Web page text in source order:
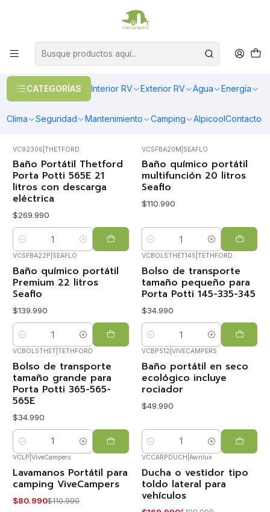
CATEGORÍAS Interior RV Exterior RV Agua Energía
Clima Seguridad Mantenimiento Camping AlpicoolContacto
OFERTAS EN CALEFACCIÓN DIESEL
Baños Portátiles
Baños portátiles químicos y ecológicos además de accesorios
FILTROS
VC92306 THETFORD
Baño Portátil Thetford
Porta Potti 565E 21
litros con descarga
eléctrica
$269.990
Cantidad
VCSFBA20M SEAFLO
Baño químico portátil
multifunción 20 litros
Seaflo
$110.990
Cantidad
VCSFBA22P SEAFLO
Baño químico portátil
Premium 22 litros
Seaflo
$139.990
Cantidad
VCBOLSTHET145 TETHFORD
Bolso de transporte
tamaño pequeño para
Porta Potti 145-335-345
$34.990
Cantidad
VCBOLSTHET TETHFORD
Bolso de transporte
tamaño grande para
Porta Potti 365-565-
565E
$34.990
Cantidad
VCBP512 VIVECAMPERS
Baño portátil en seco
ecológico incluye
rociador
$49.990
Cantidad
-27%
OFF
VCLP ViveCampers
Lavamanos Portátil para
camping ViveCampers
$80.990$110.990
-15%
OFF
VCCARPDUCH Awnlux
Ducha o vestidor tipo
toldo lateral para
vehículos